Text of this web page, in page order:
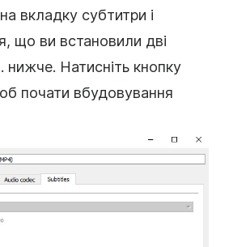
вкладку субтитри і
що ви встановили дві
нижче. Натисніть кнопку
почати вбудовування